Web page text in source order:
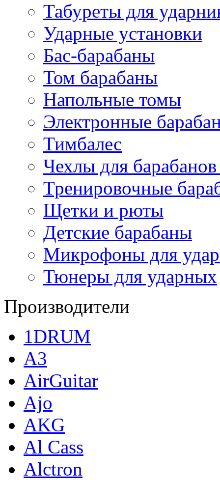
Табуреты для
Ударные установки
Бас-барабаны
Том барабаны
Напольные томы
Электронные
Тимбалес
Чехлы для
Тренировочные
Щетки и рюты
Детские барабаны
Микрофоны для
Тюнеры для ударных
Производители
1DRUM
A3
AirGuitar
Ajo
AKG
Al Cass
Alctron